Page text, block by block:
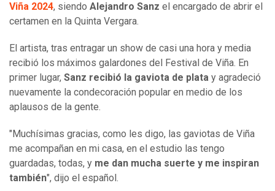
Viña 2024, siendo Alejandro Sanz el encargado de abrir el
certamen en la Quinta Vergara.
El artista, tras entragar un show de casi una hora y media
recibió los máximos galardones del Festival de Viña. En
primer lugar, Sanz recibió la gaviota de plata y agradeció
nuevamente la condecoración popular en medio de los
aplausos de la gente.
"Muchísimas gracias, como les digo, las gaviotas de Viña
me acompañan en mi casa, en el estudio las tengo
guardadas, todas, y me dan mucha suerte y me inspiran
también", dijo el español.